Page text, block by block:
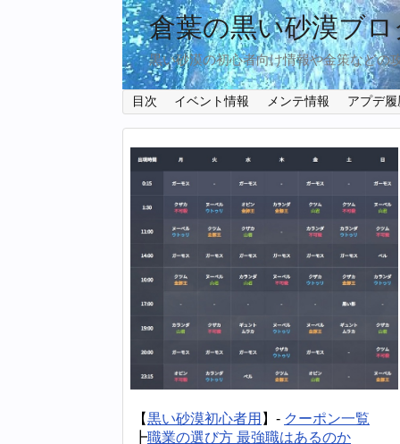
倉葉の黒い砂漠ブロ
黒い砂漠の初心者向け情報や金策などの
目次 イベント情報 メンテ情報 アプデ履
【黒い砂漠初心者用 】- クーポン一覧
┣職業の選び方 最強職はあるのか